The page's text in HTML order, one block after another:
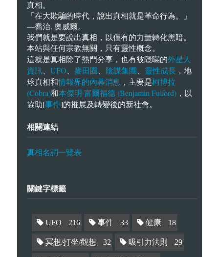
真相。
「在大欺騙的時代，說出真相就是革命行為。」
—喬治. 奧威爾。
我們就是要說出真相，以僅有的力量轉化黑暗。
本站與任何宗教無關，只有靈性概念。
這就是真相除了熱門分享，也有被隱暪的外星人
資訊
UFO 麥田圈 陰謀集團 靈性成長 ，地
球真相和情報界的內幕消息 ，主要是柯博拉
(Cobra)和本傑明·富爾福德 (Benjamin Fulford) ，以
協助[事件]的推展及轉變後的新社會。
相關連結
真相名詞一覽表
關鍵字標籤
UFO 216 事件 33 健康 18
冥想/打坐/觀想 32 吸引力法則 29